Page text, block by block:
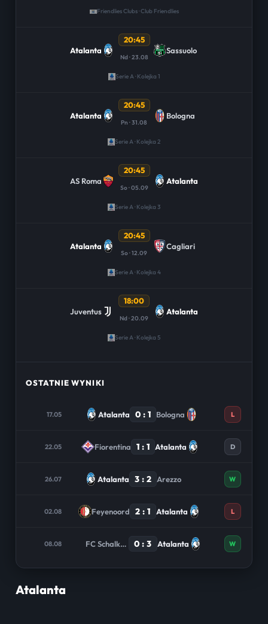
Friendlies Clubs · Club Friendlies
Atalanta
20:45
Nd · 23.08
Sassuolo
Serie A · Kolejka 1
Atalanta
20:45
Pn · 31.08
Bologna
Serie A · Kolejka 2
AS Roma
20:45
So · 05.09
Atalanta
Serie A · Kolejka 3
Atalanta
20:45
So · 12.09
Cagliari
Serie A · Kolejka 4
Juventus
18:00
Nd · 20.09
Atalanta
Serie A · Kolejka 5
OSTATNIE WYNIKI
17.05 Atalanta 0 : 1 Bologna L
22.05 Fiorentina 1 : 1 Atalanta D
26.07 Atalanta 3 : 2 Arezzo W
02.08 Feyenoord 2 : 1 Atalanta L
08.08 FC Schalke 04 0 : 3 Atalanta W
Atalanta